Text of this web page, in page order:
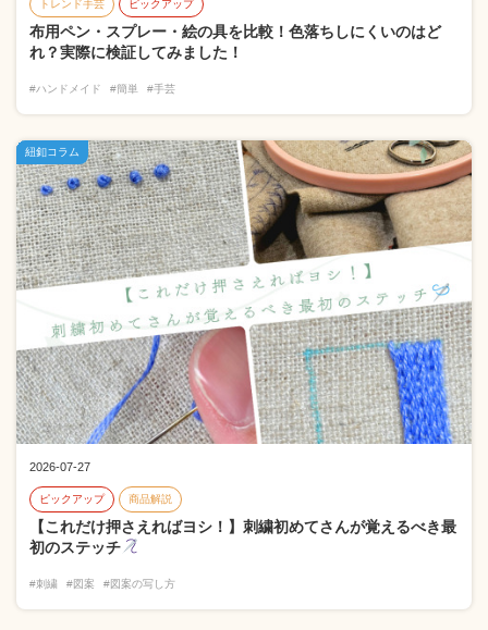
トレンド手芸 ピックアップ
布用ペン・スプレー・絵の具を比較！色落ちしにくいのはど
れ？実際に検証してみました！
#ハンドメイド #簡単 #手芸
2026-07-27
ピックアップ 商品解説
【これだけ押さえればヨシ！】刺繍初めてさんが覚えるべき最
初のステッチ
#刺繍 #図案 #図案の写し方
紐釦コラム